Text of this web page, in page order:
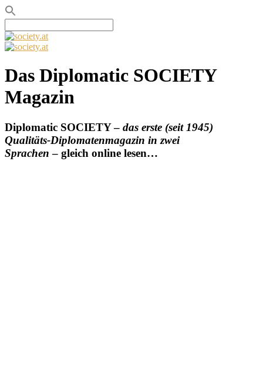
for:
Das Diplomatic SOCIETY
Magazin
Diplomatic SOCIETY – das erste (seit 1945)
Qualitäts-Diplomatenmagazin in zwei
Sprachen – gleich online lesen…